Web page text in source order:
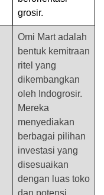
grosir.
Omi Mart adalah
bentuk kemitraan
ritel yang
dikembangkan
oleh Indogrosir.
Mereka
menyediakan
berbagai pilihan
investasi yang
disesuaikan
dengan luas toko